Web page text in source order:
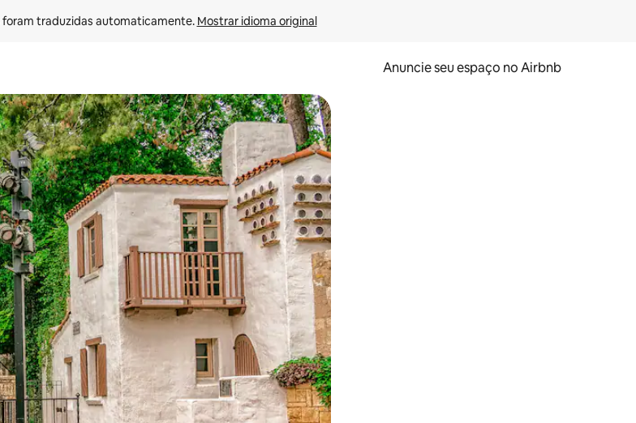
traduzidas automaticamente. Mostrar idioma original
Anuncie seu espaço no Airbnb
para cima e para baixo do teclado ou tocando e deslizando o dedo na tela.